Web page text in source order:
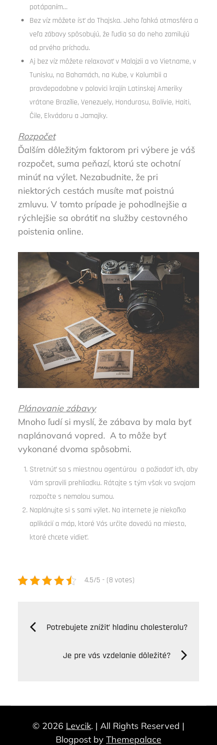
potápaním…
Bez víz môžete ísť do Thajska. Jeho ľahká atmosféra a
veľa zábavy spôsobujú, že ľudia sa do neho zamilujú
od prvého príchodu.
Aj bez víz môžete relaxovať v Malajzii a vo Vietname, v
Tunisku, na Bahamách, na Kube, v Kolumbii a
pravdepodobne v polovici krajín Latinskej Ameriky
vrátane Brazílie, Venezuely, Hondurasu, Bolívie, Haiti,
Čile, Ekvádoru a Jamajky.
Rozpočet
Ďalším dôležitým faktorom pri výbere je váš
rozpočet, suma peňazí, ktorú ste ochotní
minúť na výlet. Nezabudnite, že pri
niektorých cestách musíte mať poistnú
zmluvu. V tomto prípade je pohodlnejšie a
rýchlejšie sa obrátiť na služby cestovného
poistenia online.
Plánovanie zábavy
Mnoho ľudí si myslí, že zábava by mala byť
naplánovaná vopred. A to môže byť
vykonané dvoma spôsobmi.
Stretnúť sa s miestnou agentúrou a požiadať ich, aby
Vám spravili prehliadku. Rátajte s tým však vo svojom
rozpočte s nemalou sumou.
Naplánujte si s sami výlet. Na internete je niekoľko
aplikácií a máp, ktoré Vás určite dovedú na miesto,
ktoré chcete vidieť.
4.5/5 - (8 votes)
Navigácia
Potrebujete znížiť hladinu cholesterolu?
Je pre vás vzdelanie dôležité?
© 2026 Levcik. | All Rights Reserved |
Blogpost by Themepalace